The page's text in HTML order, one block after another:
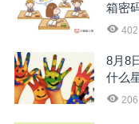
箱密
402
8月8
什么
206